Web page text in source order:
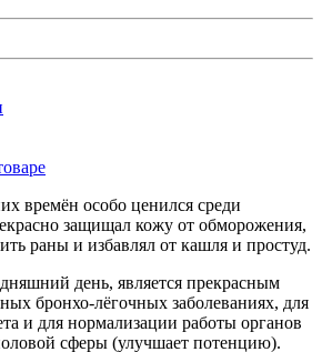
времён особо ценился среди
защищал кожу от обморожения,
раны и избавлял от кашля и простуд.
день, является прекрасным
бронхо-лёгочных заболеваниях, для
и для нормализации работы органов
сферы (улучшает потенцию).